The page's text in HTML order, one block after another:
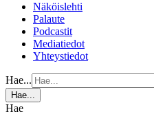
Näköislehti
Palaute
Podcastit
Mediatiedot
Yhteystiedot
Hae...
Hae...
Hae